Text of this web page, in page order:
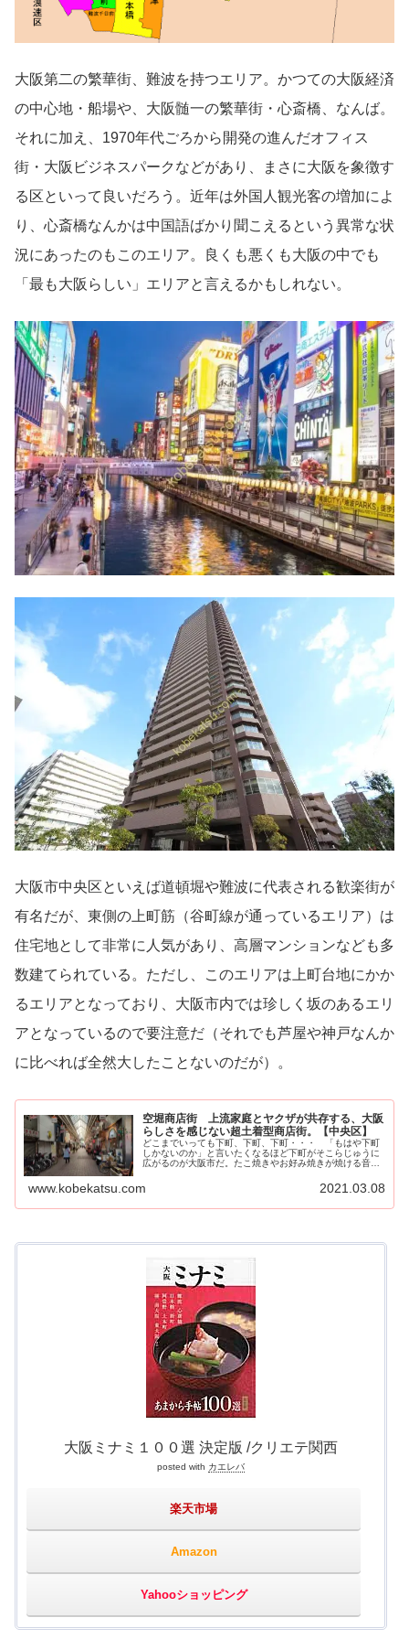
大阪第二の繁華街、難波を持つエリア。かつての大阪経済
の中心地・船場や、大阪髄一の繁華街・心斎橋、なんば。
それに加え、1970年代ごろから開発の進んだオフィス
街・大阪ビジネスパークなどがあり、まさに大阪を象徴す
る区といって良いだろう。近年は外国人観光客の増加によ
り、心斎橋なんかは中国語ばかり聞こえるという異常な状
況にあったのもこのエリア。良くも悪くも大阪の中でも
「最も大阪らしい」エリアと言えるかもしれない。
大阪市中央区といえば道頓堀や難波に代表される歓楽街が
有名だが、東側の上町筋（谷町線が通っているエリア）は
住宅地として非常に人気があり、高層マンションなども多
数建てられている。ただし、このエリアは上町台地にかか
るエリアとなっており、大阪市内では珍しく坂のあるエリ
アとなっているので要注意だ（それでも芦屋や神戸なんか
に比べれば全然大したことないのだが）。
空堀商店街 上流家庭とヤクザが共存する、大阪
らしさを感じない超土着型商店街。【中央区】
どこまでいっても下町、下町、下町・・・ 「もはや下町
しかないのか」と言いたくなるほど下町がそこらじゅうに
広がるのが大阪市だ。たこ焼きやお好み焼きが焼ける音が
www.kobekatsu.com 2021.03.08
大阪ミナミ１００選 決定版 /クリエテ関西
posted with カエレバ
楽天市場
Amazon
Yahooショッピング